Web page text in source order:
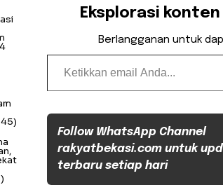
Eksplorasi
Berlangganan untuk
Ketikkan email Anda...
Follow WhatsApp Channel
rakyatbekasi.com untuk
terbaru setiap hari